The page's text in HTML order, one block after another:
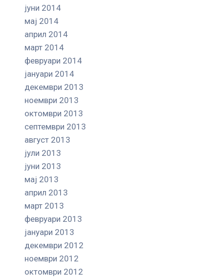
јуни 2014
мај 2014
април 2014
март 2014
февруари 2014
јануари 2014
декември 2013
ноември 2013
октомври 2013
септември 2013
август 2013
јули 2013
јуни 2013
мај 2013
април 2013
март 2013
февруари 2013
јануари 2013
декември 2012
ноември 2012
октомври 2012